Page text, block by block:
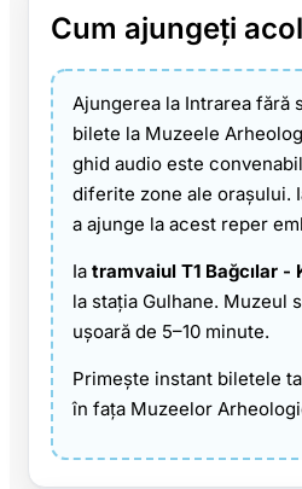
Cum ajungeți
Ajungerea la Intrarea fără
bilete la Muzeele
ghid audio este
diferite zone ale orașului.
a ajunge la acest reper
Ia tramvaiul T1 Bağcılar -
la stația Gulhane. Muzeul
ușoară de 5–10 minute.
Primește instant biletele
în fața Muzeelor